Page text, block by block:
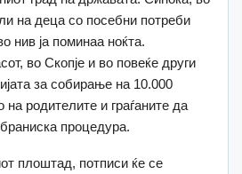
на деца со посебни потреби
нив ја поминаа ноќта.
во Скопје и во повеќе други
за собирање на 10.000
родителите и граѓаните да
процедура.
плоштад, потписи ќе се